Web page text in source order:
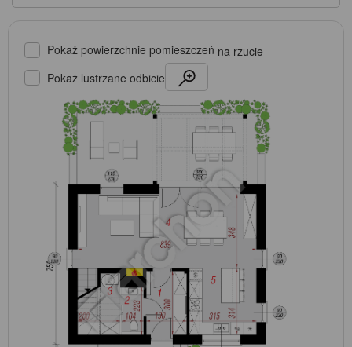
Pokaż powierzchnie pomieszczeń na rzucie
Pokaż lustrzane odbicie